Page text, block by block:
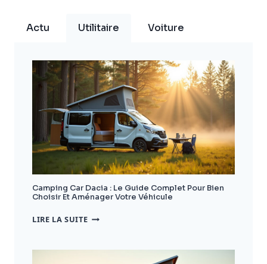
Actu Utilitaire Voiture
Camping Car Dacia : Le Guide Complet Pour Bien
Choisir Et Aménager Votre Véhicule
LIRE LA SUITECAMPING
: